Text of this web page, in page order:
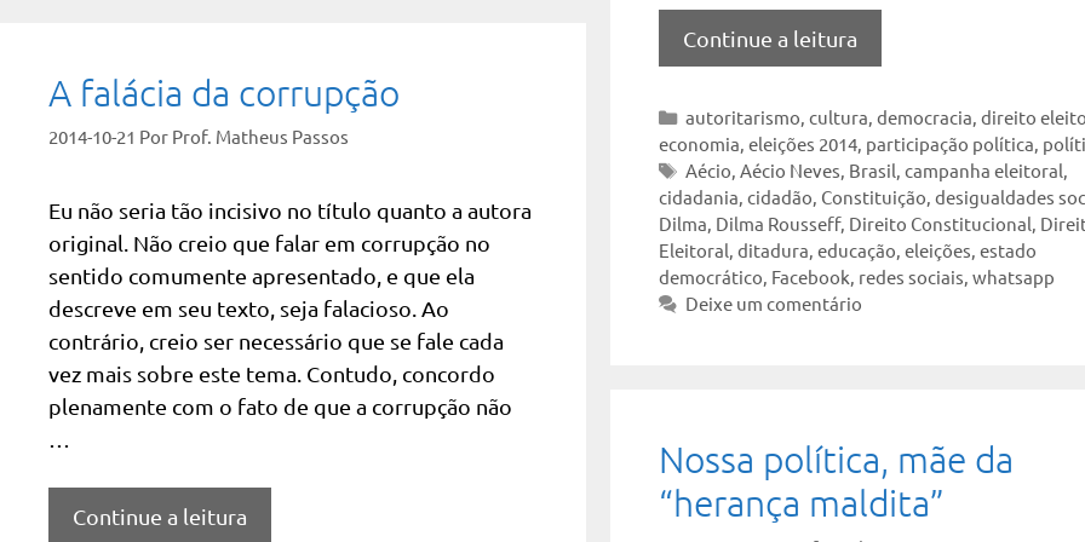
Continue a leitura
Categorias
autoritarismo,cultura,democracia,direito
economia, eleições 2014, participação política,
Tags
Aécio,Aécio Neves, Brasil,campanha eleitoral,
cidadania, cidadão, Constituição, desigualdades
Dilma, Dilma Rousseff, Direito Constitucional,
Eleitoral, ditadura, educação, eleições, estado
democrático, Facebook, redes sociais, whatsapp
Deixe um comentário
A falácia da corrupção
2014-10-21 Por Prof. Matheus Passos
Eu não seria tão incisivo no título quanto a autora
original. Não creio que falar em corrupção no
sentido comumente apresentado, e que ela
descreve em seu texto, seja falacioso. Ao
contrário, creio ser necessário que se fale cada
vez mais sobre este tema. Contudo, concordo
plenamente com o fato de que a corrupção não
…
Continue a leitura
Nossa política, mãe da
“herança maldita”